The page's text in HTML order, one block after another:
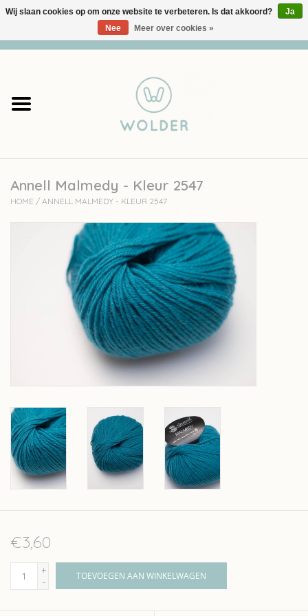
Garens
Accessoires
Annell Malmedy - Kleur 2547
HOME / ANNELL MALMEDY - KLEUR 2547
€3,60
+
-
TOEVOEGEN AAN WINKELWAGEN
Wij slaan cookies op om onze website te verbeteren. Is dat akkoord?
Ja
Nee
Meer over cookies »